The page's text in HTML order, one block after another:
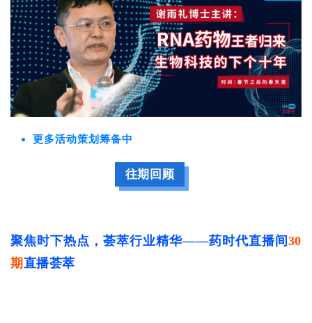
更多活动策划筹备中
往期回顾
聚焦时下热点，荟萃行业精华——药时代直播间 30
期直播荟萃